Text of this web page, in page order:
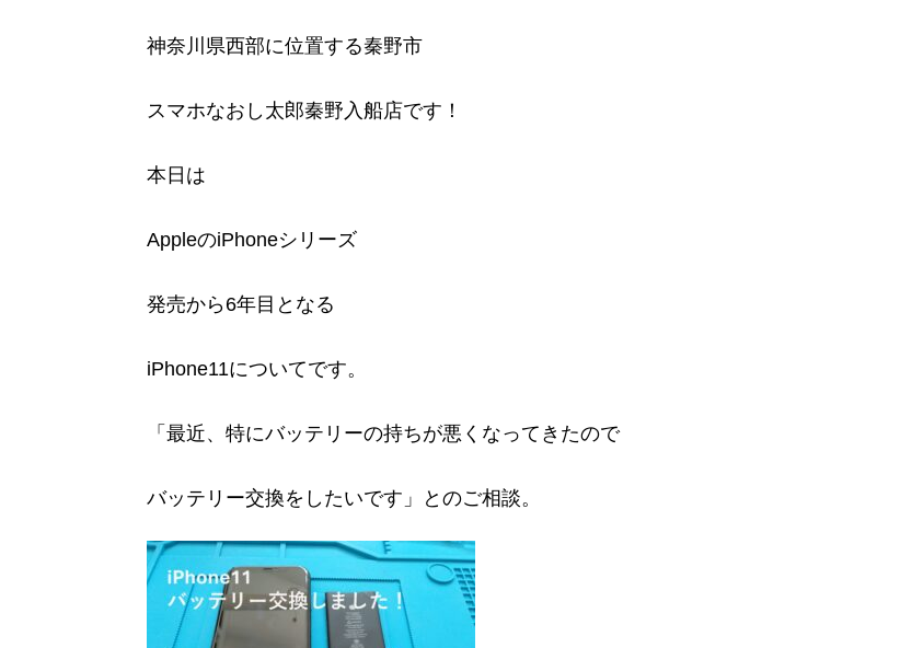
神奈川県西部に位置する秦野市
スマホなおし太郎秦野入船店です！
本日は
AppleのiPhoneシリーズ
発売から6年目となる
iPhone11についてです。
「最近、特にバッテリーの持ちが悪くなってきたので
バッテリー交換をしたいです」とのご相談。